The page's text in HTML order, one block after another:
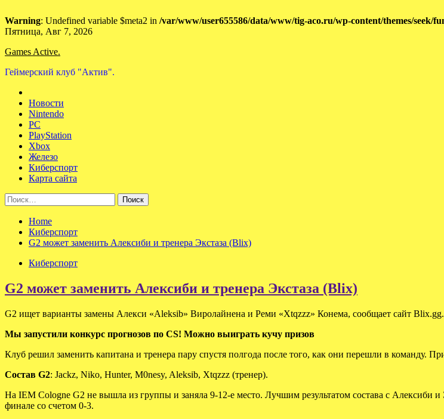
Warning: Undefined variable $meta2 in /var/www/user655586/data/www/tig-aco.ru/wp-content/themes/seek/
Skip
content
Пятница, Авг 7, 2026
Games Active.
Геймерский клуб "Актив".
Новости
Nintendo
PC
PlayStation
Xbox
Железо
Киберспорт
Карта сайта
Найти:
Home
Киберспорт
G2 может заменить Алексиби и тренера Экстаза (Blix)
Киберспорт
G2 может заменить Алексиби и тренера Экстаза (Blix)
G2 ищет варианты замены Алекси «Aleksib» Виролайнена и Реми «Xtqzzz» Конема, сообщает сайт Blix.gg.
Мы запустили конкурс прогнозов по CS! Можно выиграть кучу призов
Клуб решил заменить капитана и тренера пару спустя полгода после того, как они перешли в команду.
Состав G2: Jackz, Niko, Hunter, M0nesy, Aleksib, Xtqzzz (тренер).
На IEM Cologne G2 не вышла из группы и заняла 9-12-е место. Лучшим результатом состава с Алексиби
финале со счетом 0-3.